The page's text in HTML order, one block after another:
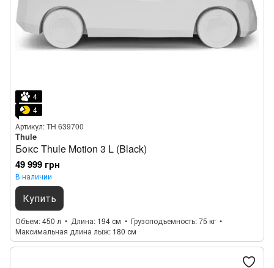
4
4
Артикул: TH 639700
Thule
Бокс Thule Motion 3 L (Black)
49 999 грн
В наличии
Купить
Объем 450 л Длина 194 см Грузоподъемность 75 кг
Максимальная длина лыж 180 см